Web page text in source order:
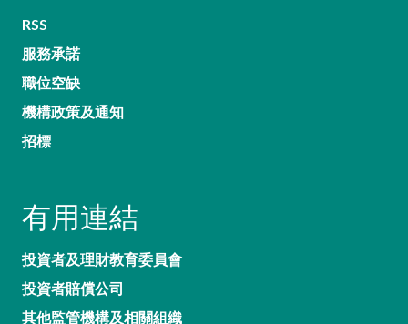
RSS
服務承諾
職位空缺
機構政策及通知
招標
有用連結
投資者及理財教育委員會
投資者賠償公司
其他監管機構及相關組織